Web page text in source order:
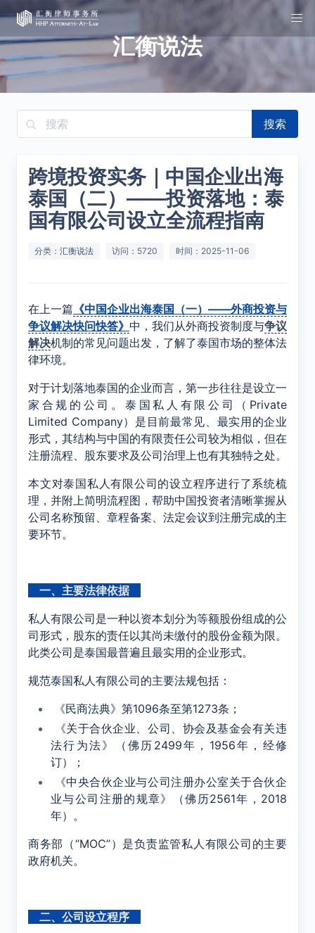
汇衡说法
搜索
跨境投资实务｜中国企业出海
泰国（二）——投资落地：泰
国有限公司设立全流程指南
分类： 汇衡说法 访问：5720 时间：2025-11-06
在上一篇 《中国企业出海泰国（一）——外商投资与
争议解决快问快答》 中，我们从外商投资制度与争议
解决机制的常见问题出发，了解了泰国市场的整体法
律环境。
对于计划落地泰国的企业而言，第一步往往是设立一
家合规的公司。泰国私人有限公司（Private
Limited Company）是目前最常见、最实用的企业
形式，其结构与中国的有限责任公司较为相似，但在
注册流程、股东要求及公司治理上也有其独特之处。
本文对泰国私人有限公司的设立程序进行了系统梳
理，并附上简明流程图，帮助中国投资者清晰掌握从
公司名称预留、章程备案、法定会议到注册完成的主
要环节。
一、主要法律依据
私人有限公司是一种以资本划分为等额股份组成的公
司形式，股东的责任以其尚未缴付的股份金额为限。
此类公司是泰国最普遍且最实用的企业形式。
规范泰国私人有限公司的主要法规包括：
《民商法典》第1096条至第1273条；
《关于合伙企业、公司、协会及基金会有关违
法行为法》（佛历2499年，1956年，经修
订）；
《中央合伙企业与公司注册办公室关于合伙企
业与公司注册的规章》（佛历2561年，2018
年）。
商务部（“MOC”）是负责监管私人有限公司的主要
政府机关。
二、公司设立程序